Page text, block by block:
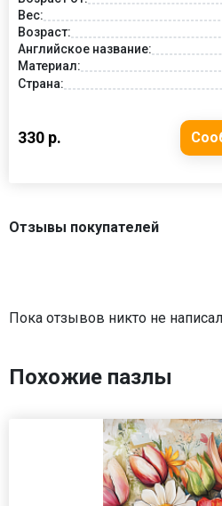
Вес:
Возраст:
Английское название:
Материал:
Страна:
330 р.
Отзывы покупателей
Пока отзывов никто не
Похожие пазлы